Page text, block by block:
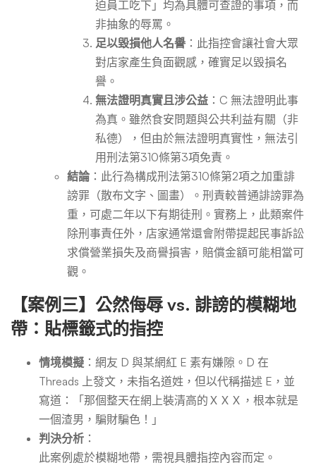
迫員工吃下」均為具體可查證的事項，而
非抽象的辱罵。
足以毀損他人名譽：此指控會讓社會大眾
對店家產生負面觀感，確實足以毀損名
譽。
無法證明真實且涉公益 ：C 無法證明此事
為真。雖然食安問題與公共利益有關（非
私德），但由於無法證明真實性，無法引
用刑法第310條第3項免責。
結論 ：此行為構成刑法第310條第2項之加重誹
謗罪（散布文字、圖畫）。刑責較普通誹謗罪為
重，可處二年以下有期徒刑。實務上，此類案件
除刑事責任外，店家通常還會附帶提起民事訴訟
求償營業損失及商譽損害，賠償金額可能相當可
觀。
【案例三】公然侮辱 vs. 誹謗的模糊地
帶：貼標籤式的指控
情境模擬 ：網友 D 與某網紅 E 素有嫌隙。D 在
Threads 上發文，未指名道姓，但以代稱描述 E，並
寫道：「那個整天在網上裝清高的ＸＸＸ，根本就是
一個渣男，騙財騙色！」
判決分析 ：
此案例處於模糊地帶，需視具體指控內容而定。